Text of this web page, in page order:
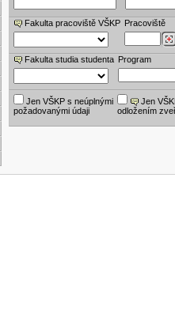
Fakulta pracoviště VŠKP Pracoviště
Fakulta studia studenta Program
Jen VŠKP s neúplnými
požadovanými údaji
Jen
odložením